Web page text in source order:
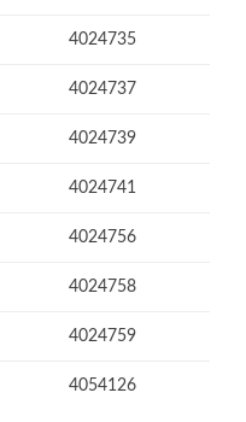
4024735
4024737
4024739
4024741
4024756
4024758
4024759
4054126